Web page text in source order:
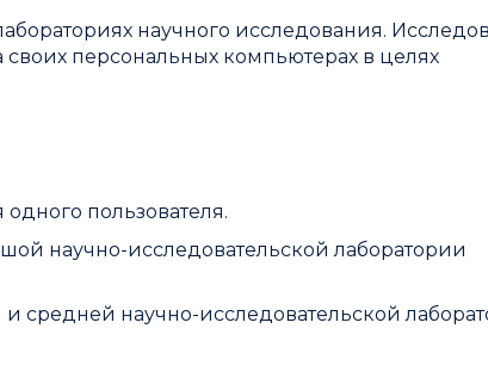
научного исследования.
персональных компьютерах в целях
пользователя.
научно-исследовательской лаборатории
средней научно-исследовательской